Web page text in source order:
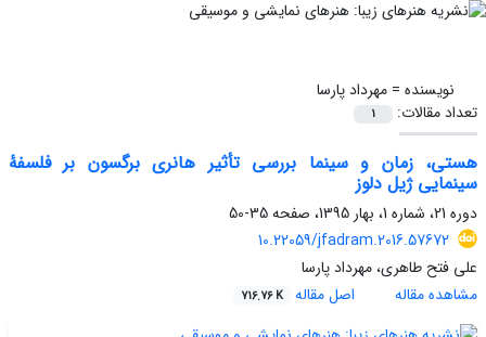
نویسنده =مهرداد پارسا
تعداد مقالات:
1
هستی، زمان و سینما بررسی تأثیر هانری برگسون بر فلسفۀ
سینمایی ژیل دلوز
دوره 21، شماره 1، بهار 1395، صفحه
35-50
10.22059/jfadram.2016.57672
علی فتح طاهری، مهرداد پارسا
مشاهده مقاله
اصل مقاله 716.76 K